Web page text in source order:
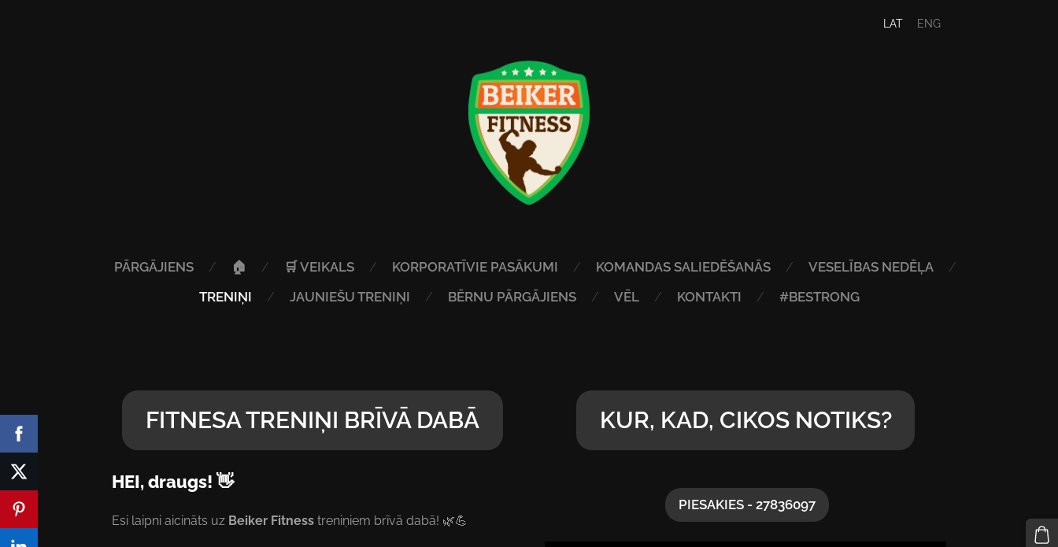
PĀRGĀJIENS 🏠 🛒 VEIKALS KORPORATĪVIE PASĀKUMI KOMANDAS SALIEDĒŠANĀS
VESELĪBAS NEDĒĻA
TRENIŅI
JAUNIEŠU TRENIŅI BĒRNU PĀRGĀJIENS VĒL KONTAKTI #BESTRONG
LAT ENG
FITNESA TRENIŅI BRĪVĀ DABĀ
HEI, draugs! 👋
Esi laipni aicināts uz Beiker Fitness treniņiem brīvā dabā! 🌿💪
KUR, KAD, CIKOS NOTIKS?
PIESAKIES - 27836097